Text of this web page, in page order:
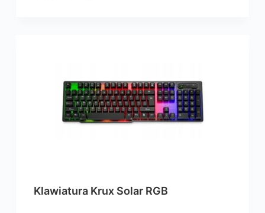
Klawiatura Krux Solar RGB